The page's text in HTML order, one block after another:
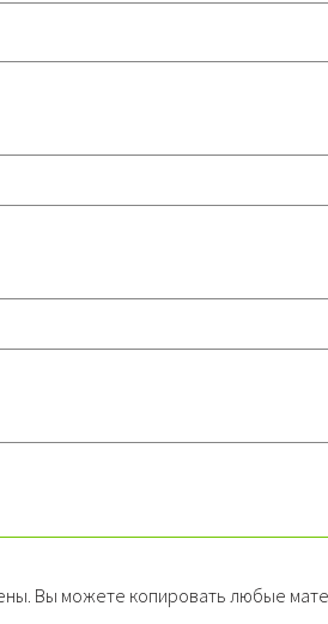
Вы можете копировать любые